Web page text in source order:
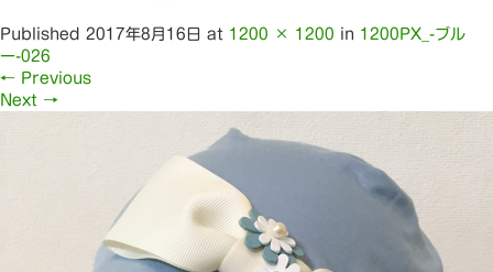
Published 2017年8月16日 at 1200 × 1200 in 1200PX_-ブル
ー-026
← Previous
Next →